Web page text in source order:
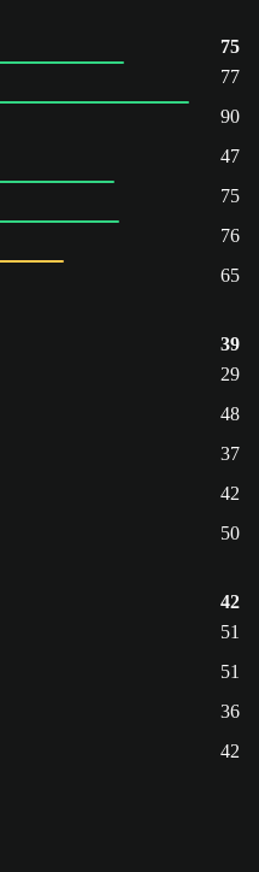
75
77
90
47
75
76
65
39
29
48
37
42
50
42
51
51
36
42